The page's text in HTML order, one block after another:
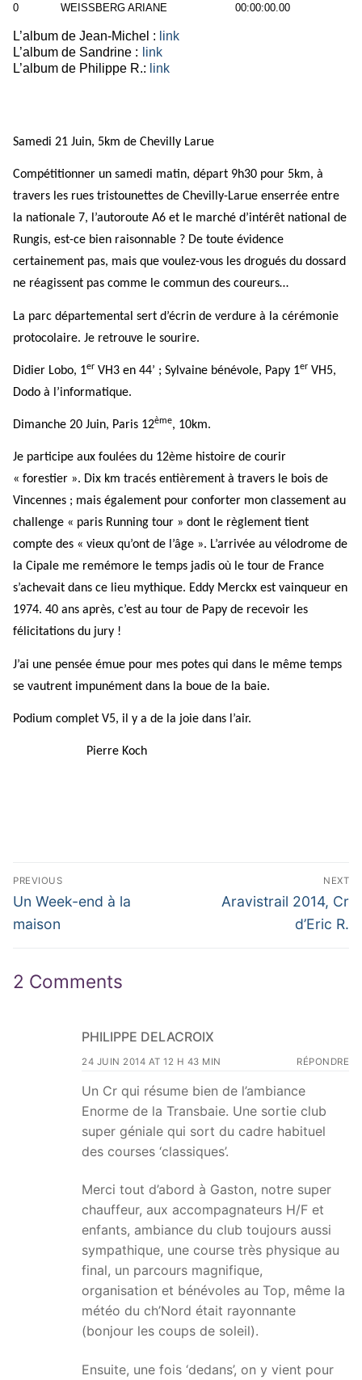
0
WEISSBERG ARIANE 00:00:00.00
L’album de Jean-Michel : link
L’album de Sandrine :
link
L’album de Philippe R.: link
Samedi 21 Juin, 5km de Chevilly Larue
Compétitionner un samedi matin, départ 9h30 pour 5km, à
travers les rues tristounettes de Chevilly-Larue enserrée entre
la nationale 7, l’autoroute A6 et le marché d’intérêt national de
Rungis, est-ce bien raisonnable ? De toute évidence
certainement pas, mais que voulez-vous les drogués du dossard
ne réagissent pas comme le commun des coureurs…
La parc départemental sert d’écrin de verdure à la cérémonie
protocolaire. Je retrouve le sourire.
Didier Lobo, 1er VH3 en 44’ ; Sylvaine bénévole, Papy 1er VH5,
Dodo à l’informatique.
Dimanche 20 Juin, Paris 12ème, 10km.
Je participe aux foulées du 12ème histoire de courir
« forestier ». Dix km tracés entièrement à travers le bois de
Vincennes ; mais également pour conforter mon classement au
challenge « paris Running tour » dont le règlement tient
compte des « vieux qu’ont de l’âge ». L’arrivée au vélodrome de
la Cipale me remémore le temps jadis où le tour de France
s’achevait dans ce lieu mythique. Eddy Merckx est vainqueur en
1974. 40 ans après, c’est au tour de Papy de recevoir les
félicitations du jury !
J’ai une pensée émue pour mes potes qui dans le même temps
se vautrent impunément dans la boue de la baie.
Podium complet V5, il y a de la joie dans l’air.
Pierre Koch
Navigation
de
l’article
PREVIOUS
Previous
post:
Un Week-end à la
maison
NEXT
Next
Aravistrail 2014, Cr
d’Eric R.
2 Comments
PHILIPPE DELACROIX
24 JUIN 2014 AT 12 H 43 MIN RÉPONDRE
Un Cr qui résume bien de l’ambiance
Enorme de la Transbaie. Une sortie club
super géniale qui sort du cadre habituel
des courses ‘classiques’.
Merci tout d’abord à Gaston, notre super
chauffeur, aux accompagnateurs H/F et
enfants, ambiance du club toujours aussi
sympathique, une course très physique au
final, un parcours magnifique,
organisation et bénévoles au Top, même la
météo du ch’Nord était rayonnante
(bonjour les coups de soleil).
Ensuite, une fois ‘dedans’, on y vient pour